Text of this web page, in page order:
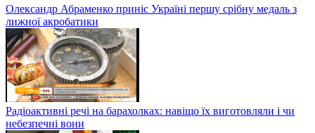
Олександр Абраменко приніс Україні першу срібну медаль з
лижної акробатики
Радіоактивні речі на барахолках: навіщо їх виготовляли і чи
небезпечні вони